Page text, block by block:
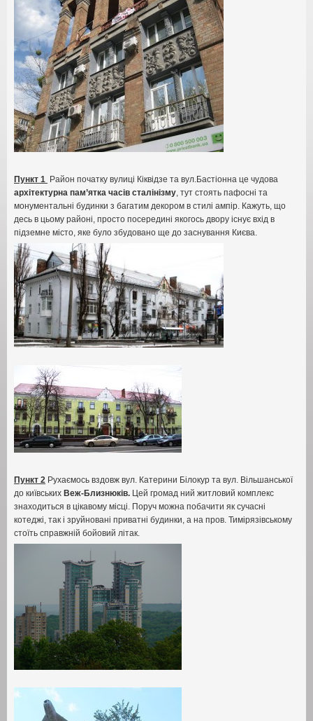
Пункт 1 Район початку вулиці Кіквідзе та вул.Бастіонна це чудова
архітектурна пам’ятка часів сталінізму, тут стоять пафосні та
монументальні будинки з багатим декором в стилі ампір. Кажуть, що
десь в цьому районі, просто посередині якогось двору існує вхід в
підземне місто, яке було збудовано ще до заснування Києва.
Пункт 2 Рухаємось вздовж вул. Катерини Білокур та вул. Вільшанської
до київських Веж-Близнюків. Цей громад ний житловий комплекс
знаходиться в цікавому місці. Поруч можна побачити як сучасні
котеджі, так і зруйновані приватні будинки, а на пров. Тимірязівському
стоїть справжній бойовий літак.